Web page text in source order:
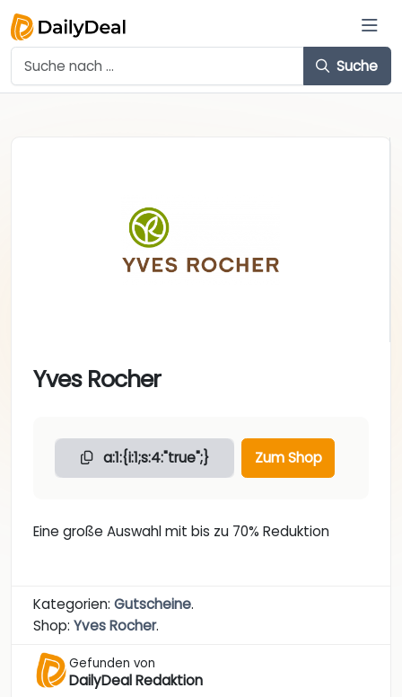
Suche
Yves Rocher
a:1:{i:1;s:4:"true";} Zum Shop
Eine große Auswahl mit bis zu 70% Reduktion
Kategorien: Gutscheine.
Shop: Yves Rocher.
Gefunden von
DailyDeal Redaktion